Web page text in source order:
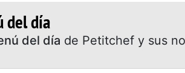
del día
del día de Petitchef y sus